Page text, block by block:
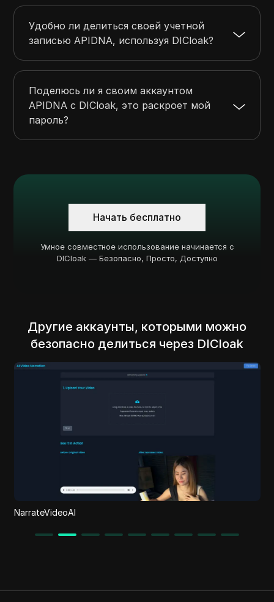
Удобно ли делиться своей учетной
записью APIDNA, используя DICloak?
Поделюсь ли я своим аккаунтом
APIDNA с DICloak, это раскроет мой
пароль?
Начать бесплатно
Умное совместное использование начинается с
DICloak — Безопасно, Просто, Доступно
Другие аккаунты, которыми можно
безопасно делиться через DICloak
GStory AI